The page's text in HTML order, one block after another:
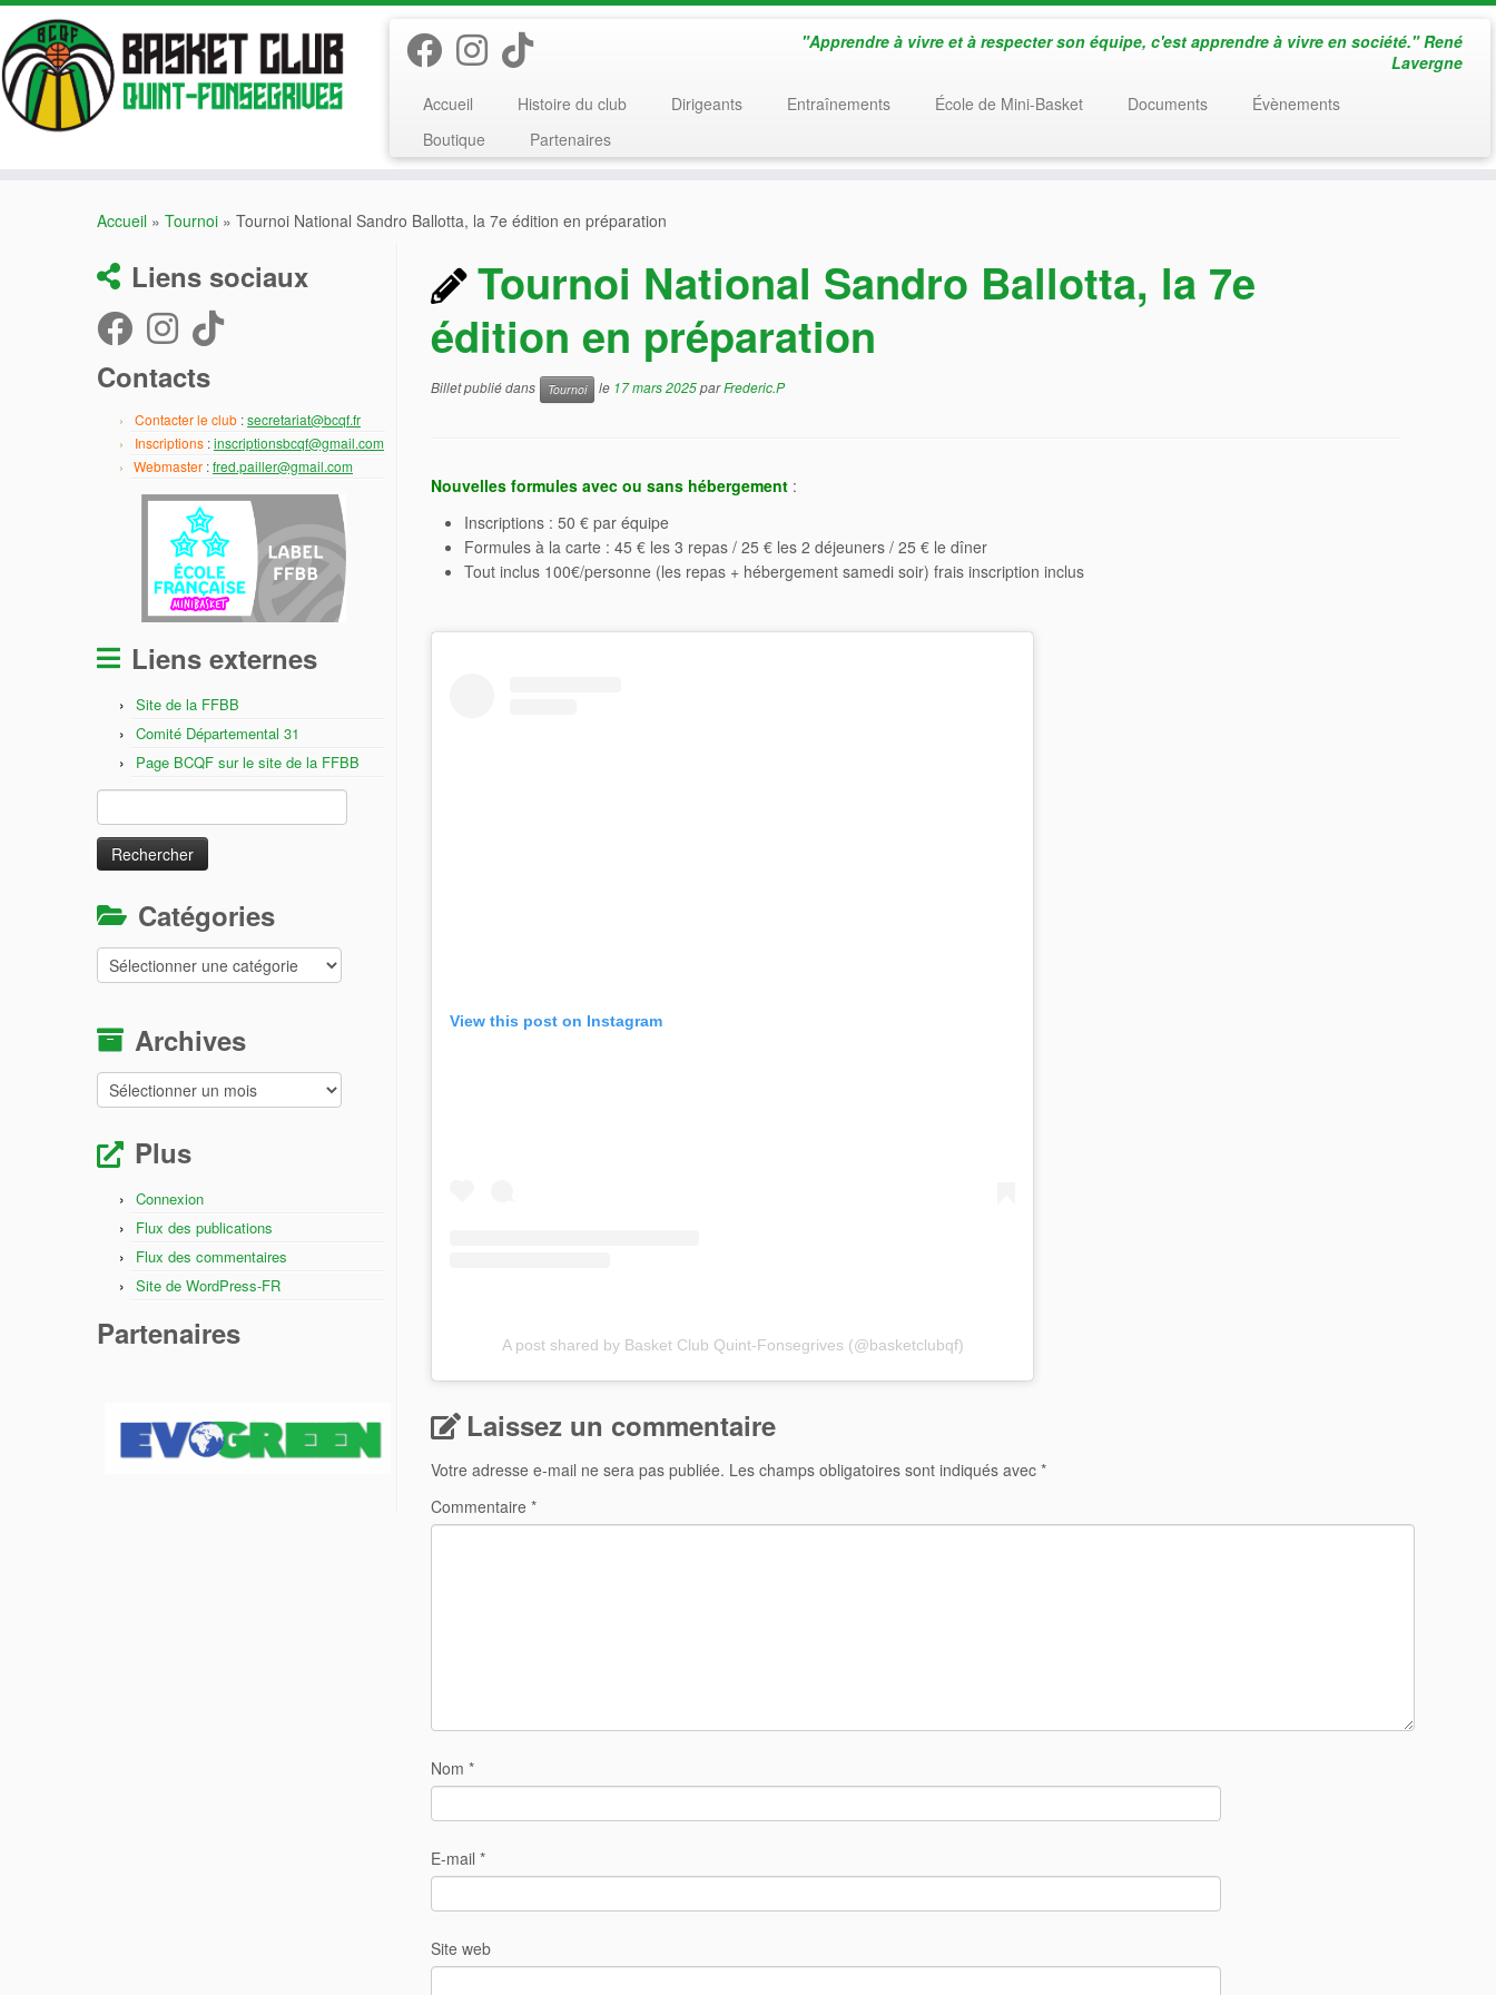
Passer
au
contenu
"Apprendre à vivre et à respecter son équipe, c'est apprendre à vivre en société." René
Lavergne
Accueil
Histoire du club Dirigeants Entraînements École de Mini-Basket Documents
Évènements
Boutique
Partenaires
Accueil » Tournoi » Tournoi National Sandro Ballotta, la 7e édition en préparation
Liens sociaux
Contacts
Contacter le club :secretariat@bcqf.fr
Inscriptions :inscriptionsbcqf@gmail.com
Webmaster :fred.pailler@gmail.com
Liens externes
Site de la FFBB
Comité Départemental 31
Page BCQF sur le site de la FFBB
Catégories
Catégories
Archives
Archives
Plus
Connexion
Flux des publications
Flux des commentaires
Site de WordPress-FR
Partenaires
Tournoi National Sandro Ballotta, la 7e
édition en préparation
Billet publié dans Tournoi le 17 mars 2025parFrederic.P
Nouvelles formules avec ou sans hébergement :
Inscriptions : 50 € par équipe
Formules à la carte : 45 € les 3 repas / 25 € les 2 déjeuners / 25 € le dîner
Tout inclus 100€/personne (les repas + hébergement samedi soir) frais inscription inclus
View this post on Instagram
A post shared by Basket Club Quint-Fonsegrives (@basketclubqf)
Laissez un commentaire
Votre adresse e-mail ne sera pas publiée. Les champs obligatoires sont indiqués avec *
Commentaire *
Nom *
E-mail *
Site web